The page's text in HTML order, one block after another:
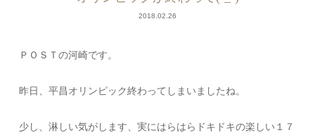
2018.02.26
ＰＯＳＴの河崎です。
昨日、平昌オリンピック終わってしまいましたね。
少し、淋しい気がします、実にはらはらドキドキの楽しい１７